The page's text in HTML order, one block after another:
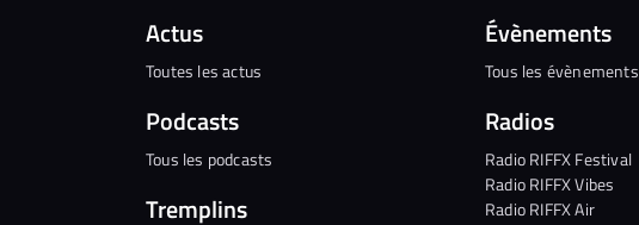
Actus
Toutes les actus
Podcasts
Tous les podcasts
Tremplins
Évènements
Tous les évènements
Radios
Radio RIFFX Festival
Radio RIFFX Vibes
Radio RIFFX Air